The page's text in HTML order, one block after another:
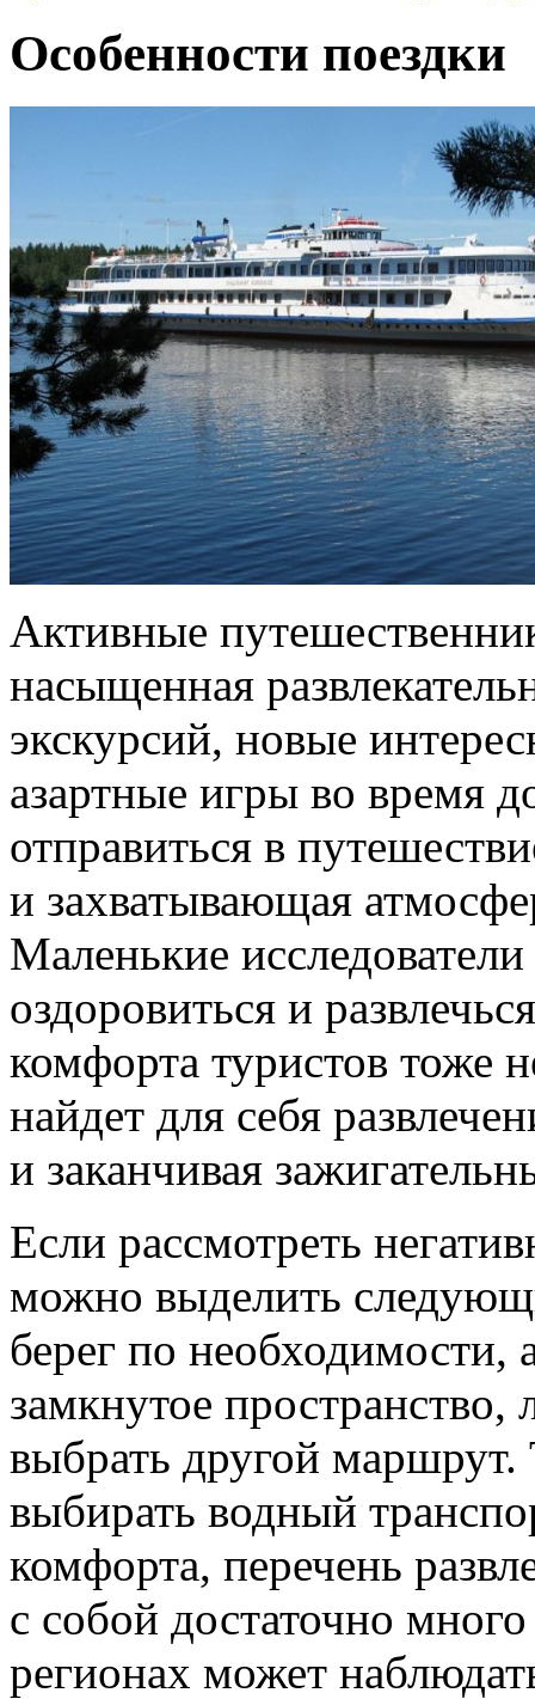
Особенности поездки
Активные
насыщенная
экскурсий, новые
азартные игры во время
отправиться в
и захватывающая
Маленькие
оздоровиться и
комфорта туристов тоже
найдет для себя
и заканчивая
Если рассмотреть
можно выделить
берег по необходимости,
замкнутое
выбрать другой маршрут.
выбирать водный
комфорта, перечень
с собой достаточно
регионах может